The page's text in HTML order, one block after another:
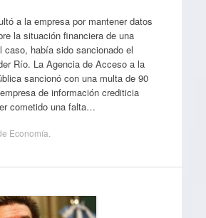
a la empresa por mantener datos
la situación financiera de una
caso, había sido sancionado el
Río. La Agencia de Acceso a la
sancionó con una multa de 90
de información crediticia
cometido una falta…
Economía